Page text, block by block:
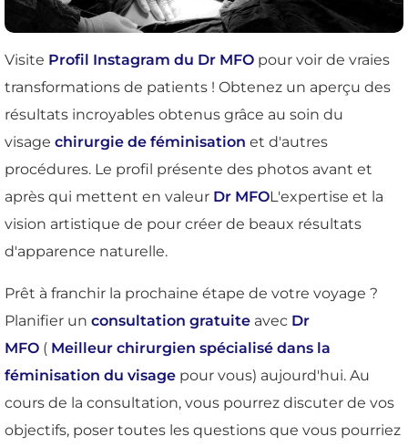
Visite Profil Instagram du Dr MFO pour voir de vraies
transformations de patients ! Obtenez un aperçu des
résultats incroyables obtenus grâce au soin du
visage chirurgie de féminisation et d'autres
procédures. Le profil présente des photos avant et
après qui mettent en valeur Dr MFOL'expertise et la
vision artistique de pour créer de beaux résultats
d'apparence naturelle.
Prêt à franchir la prochaine étape de votre voyage ?
Planifier un consultation gratuite avec Dr
MFO ( Meilleur chirurgien spécialisé dans la
féminisation du visage pour vous) aujourd'hui. Au
cours de la consultation, vous pourrez discuter de vos
objectifs, poser toutes les questions que vous pourriez